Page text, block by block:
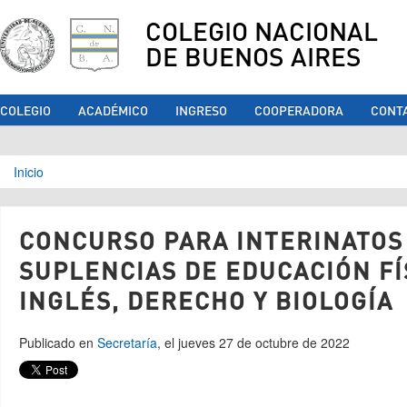
COLEGIO NACIONAL
DE BUENOS AIRES
COLEGIO ACADÉMICO INGRESO COOPERADORA
Se encuentra usted aquí
Inicio
CONCURSO PARA
SUPLENCIAS DE EDUCACIÓN
INGLÉS, DERECHO Y BIOLOGÍA
Publicado en Secretaría, el jueves 27 de octubre de 2022